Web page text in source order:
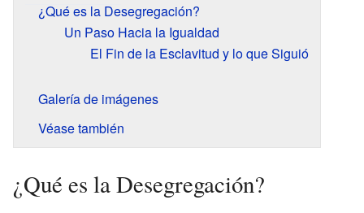
¿Qué es la Desegregación?
Un Paso Hacia la Igualdad
El Fin de la Esclavitud y lo que Siguió
Galería de imágenes
Véase también
¿Qué es la Desegregación?